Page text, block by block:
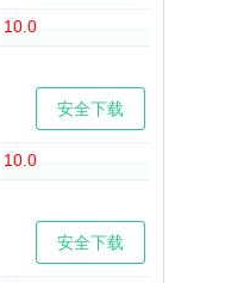
10.0
安全下载
10.0
安全下载